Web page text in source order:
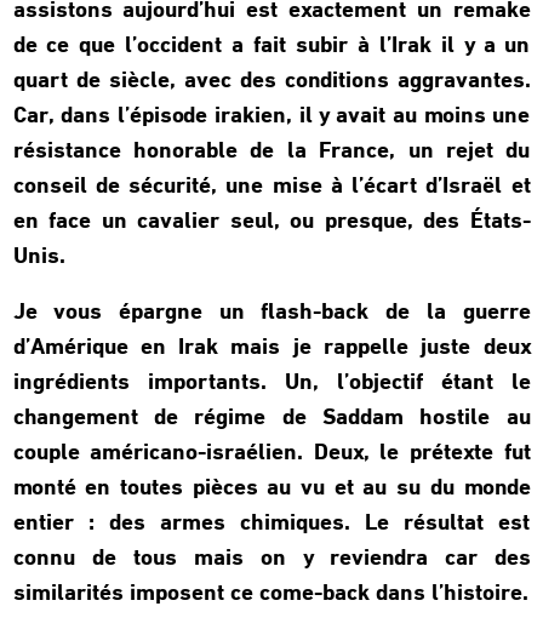
assistons aujourd’hui est exactement un remake
de ce que l’occident a fait subir à l’Irak il y a un
quart de siècle, avec des conditions aggravantes.
Car, dans l’épisode irakien, il y avait au moins une
résistance honorable de la France, un rejet du
conseil de sécurité, une mise à l’écart d’Israël et
en face un cavalier seul, ou presque, des États-
Unis.
Je vous épargne un flash-back de la guerre
d’Amérique en Irak mais je rappelle juste deux
ingrédients importants. Un, l’objectif étant le
changement de régime de Saddam hostile au
couple américano-israélien. Deux, le prétexte fut
monté en toutes pièces au vu et au su du monde
entier : des armes chimiques. Le résultat est
connu de tous mais on y reviendra car des
similarités imposent ce come-back dans l’histoire.